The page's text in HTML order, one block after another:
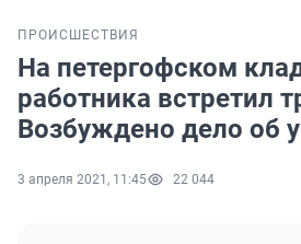
ПРОИСШЕСТВИЯ
На петергофском
работника встретил
Возбуждено дело об
3 апреля 2021, 11:45 22 044